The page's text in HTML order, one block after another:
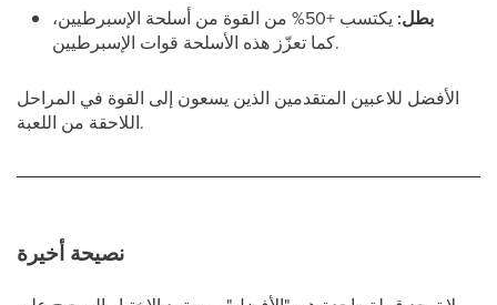
بطل:
يكتسب +50% من القوة من أسلحة الإسبرطيين،
كما تعزّز هذه الأسلحة قوات الإسبرطيين.
الأفضل للاعبين المتقدمين الذين يسعون إلى القوة في المراحل
اللاحقة من اللعبة.
نصيحة أخيرة